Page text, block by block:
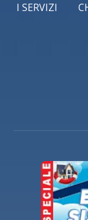
I SERVIZI